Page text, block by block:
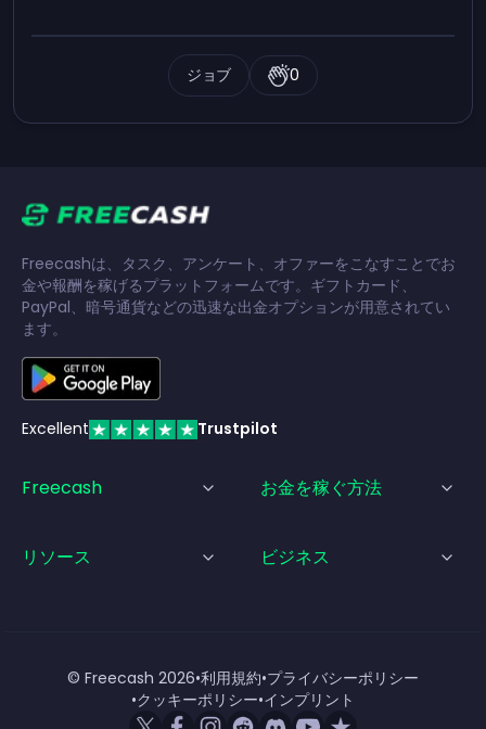
ジョブ 0
Freecashは、タスク、アンケート、オファーをこなすことでお
金や報酬を稼げるプラットフォームです。ギフトカード、
PayPal、暗号通貨などの迅速な出金オプションが用意されてい
ます。
Excellent Trustpilot
Freecash お金を稼ぐ方法
リソース ビジネス
© Freecash 2026•利用規約•プライバシーポリシー
•クッキーポリシー•インプリント